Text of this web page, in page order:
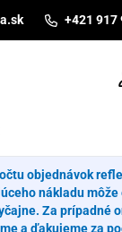
+421 917
objednávok
nákladu
Za prípadné
a ďakujeme za